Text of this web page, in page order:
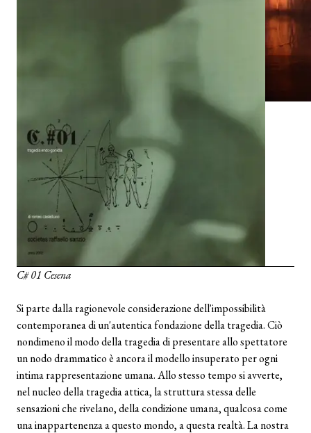
C# 01 Cesena
Si parte dalla ragionevole considerazione dell'impossibilità
contemporanea di un'autentica fondazione della tragedia. Ciò
nondimeno il modo della tragedia di presentare allo spettatore
un nodo drammatico è ancora il modello insuperato per ogni
intima rappresentazione umana. Allo stesso tempo si avverte,
nel nucleo della tragedia attica, la struttura stessa delle
sensazioni che rivelano, della condizione umana, qualcosa come
una inappartenenza a questo mondo, a questa realtà. La nostra